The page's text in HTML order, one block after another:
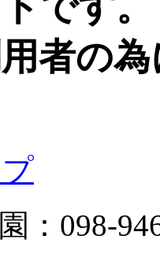
者の
： 098-